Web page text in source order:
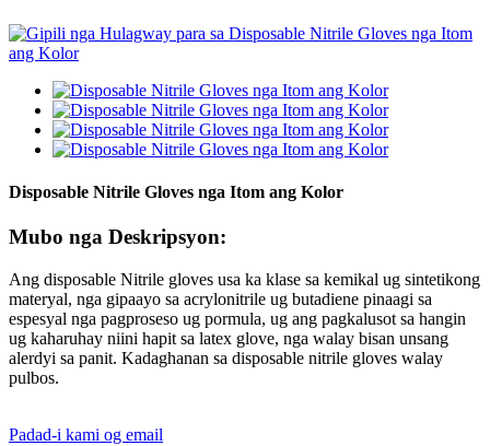
Disposable Nitrile Gloves nga Itom ang Kolor
Mubo nga Deskripsyon:
Ang disposable Nitrile gloves usa ka klase sa kemikal ug sintetikong
materyal, nga gipaayo sa acrylonitrile ug butadiene pinaagi sa
espesyal nga pagproseso ug pormula, ug ang pagkalusot sa hangin
ug kaharuhay niini hapit sa latex glove, nga walay bisan unsang
alerdyi sa panit. Kadaghanan sa disposable nitrile gloves walay
pulbos.
Padad-i kami og email